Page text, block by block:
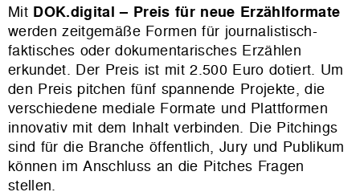
Mit DOK.digital – Preis für neue Erzählformate
werden zeitgemäße Formen für journalistisch-
faktisches oder dokumentarisches Erzählen
erkundet. Der Preis ist mit 2.500 Euro dotiert. Um
den Preis pitchen fünf spannende Projekte, die
verschiedene mediale Formate und Plattformen
innovativ mit dem Inhalt verbinden. Die Pitchings
sind für die Branche öffentlich, Jury und Publikum
können im Anschluss an die Pitches Fragen
stellen.